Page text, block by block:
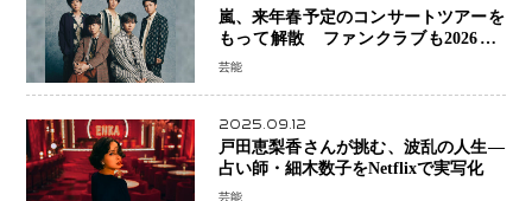
嵐、来年春予定のコンサートツアーを
もって解散 ファンクラブも2026年5
月末で活動終了
芸能
2025.09.12
戸田恵梨香さんが挑む、波乱の人生―
占い師・細木数子をNetflixで実写化
芸能